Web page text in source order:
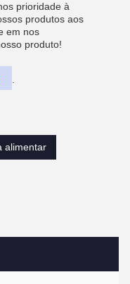
prioridade à
produtos aos
em nos
produto!
alimentar